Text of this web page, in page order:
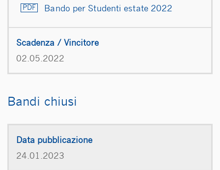
Bando per Studenti estate 2022
02.05.2022
Bandi chiusi
24.01.2023